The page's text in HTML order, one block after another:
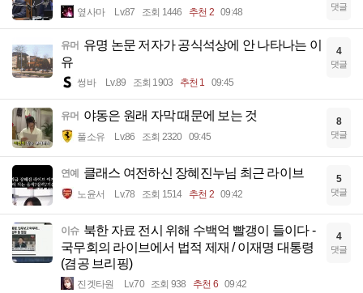
옆사마 Lv.87 조회 1446 추천 2 09:48 댓글
유머 유명 논문 저자가 공식석상에 안 나타나는 이
유
썽바 Lv.89 조회 1903 추천 1 09:45
4
댓글
유머 야동은 원래 자막 때문에 보는 것
풀소유 Lv.86 조회 2320 09:45
8
댓글
연예 클래스 여전하신 장혜진누님 최근 라이브
노윤서 Lv.78 조회 1514 추천 2 09:42
5
댓글
이슈 북한 자료 전시 위해 수백억 빨갱이 들이다 -
국무회의 라이브에서 법적 제재 / 이재명 대통령
(겸공 브리핑)
진겟타원 Lv.70 조회 938 추천 6 09:42
4
댓글